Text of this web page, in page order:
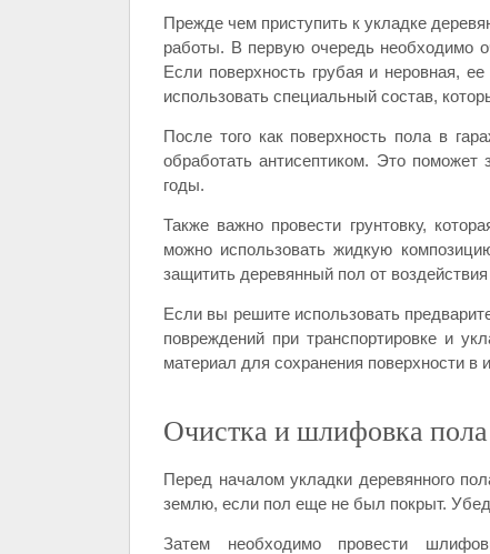
Прежде чем приступить к укладке
работы. В первую очередь необходимо
Если поверхность грубая и неровная,
использовать специальный состав,
После того как поверхность пола в
обработать антисептиком. Это поможет
годы.
Также важно провести грунтовку,
можно использовать жидкую
защитить деревянный пол от
Если вы решите использовать
повреждений при транспортировке и
материал для сохранения поверхности в
Очистка и шлифовка пола
Перед началом укладки деревянного
землю, если пол еще не был покрыт.
Затем необходимо провести